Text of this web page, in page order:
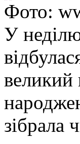
Фото:
У
великий
зібрала